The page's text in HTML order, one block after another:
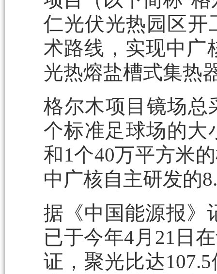
仁光伏光热园区开
术路线，实现中
光热熔盐槽式集热
格尔木项目镜场总
个标准足球场的大
和1个40万平方米
中广核自主研发的
据《中国能源报》
已于今年4月21日
证，聚光比达